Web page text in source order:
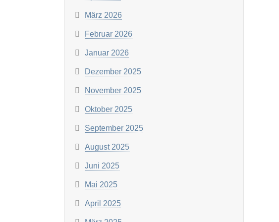
März 2026
Februar 2026
Januar 2026
Dezember 2025
November 2025
Oktober 2025
September 2025
August 2025
Juni 2025
Mai 2025
April 2025